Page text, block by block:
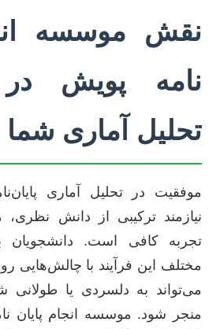
نقش موسسه
نامه پویش
تحلیل آماری شما
موفقیت در تحلیل آماری
نیازمند ترکیبی از دانش
تجربه کافی است. دانشجویان
مختلف این فرآیند با چالش‌هایی
می‌تواند به دلسردی یا طولانی
منجر شود. موسسه انجام پایان